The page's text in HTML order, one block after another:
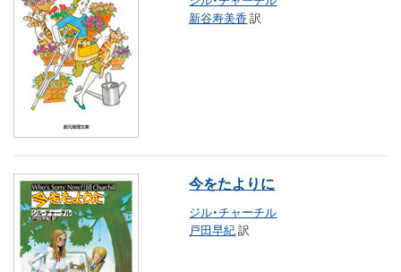
新谷寿美香 訳
今をたよりに
ジル・チャーチル
戸田早紀訳